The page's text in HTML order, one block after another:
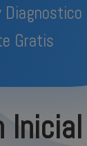
Diagnostico
Gratis
Inicial